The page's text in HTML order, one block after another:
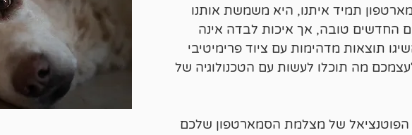
תמיד איתנו, היא משמשת אותנו
החדשים טובה, אך איכות לבדה אינה
תוצאות מדהימות עם ציוד פרימיטיבי
מה תוכלו לעשות עם הטכנולוגיה של
של מצלמת הסמארטפון שלכם